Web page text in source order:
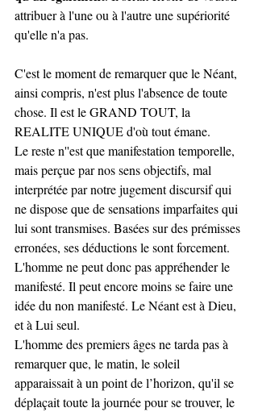
attribuer à l'une ou à l'autre une supériorité
qu'elle n'a pas.
C'est le moment de remarquer que le Néant,
ainsi compris, n'est plus l'absence de toute
chose. Il est le GRAND TOUT, la
REALITE UNIQUE d'où tout émane.
Le reste n''est que manifestation temporelle,
mais perçue par nos sens objectifs, mal
interprétée par notre jugement discursif qui
ne dispose que de sensations imparfaites qui
lui sont transmises. Basées sur des prémisses
erronées, ses déductions le sont forcement.
L'homme ne peut donc pas appréhender le
manifesté. Il peut encore moins se faire une
idée du non manifesté. Le Néant est à Dieu,
et à Lui seul.
L'homme des premiers âges ne tarda pas à
remarquer que, le matin, le soleil
apparaissait à un point de l’horizon, qu'il se
déplaçait toute la journée pour se trouver, le